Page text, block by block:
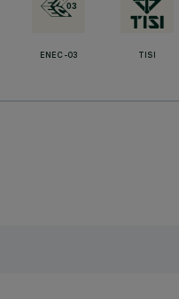
ENEC-03 TISI